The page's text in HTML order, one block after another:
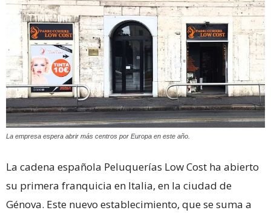
La empresa espera abrir más centros por Europa en este año.
La cadena española Peluquerías Low Cost ha abierto
su primera franquicia en Italia, en la ciudad de
Génova. Este nuevo establecimiento, que se suma a